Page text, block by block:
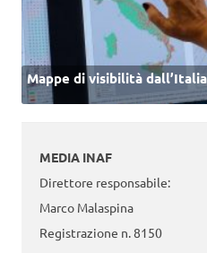
Mappe di visibilità
MEDIA INAF
Direttore responsabile:
Marco Malaspina
Registrazione n. 8150